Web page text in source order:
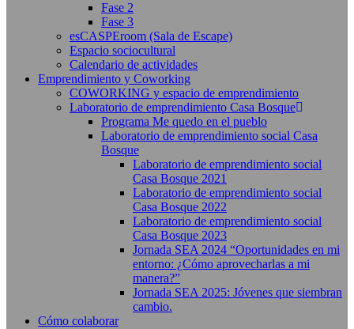
Fase 2
Fase 3
esCASPEroom (Sala de Escape)
Espacio sociocultural
Calendario de actividades
Emprendimiento y Coworking
COWORKING y espacio de emprendimiento
Laboratorio de emprendimiento Casa Bosque
Programa Me quedo en el pueblo
Laboratorio de emprendimiento social Casa
Bosque
Laboratorio de emprendimiento social
Casa Bosque 2021
Laboratorio de emprendimiento social
Casa Bosque 2022
Laboratorio de emprendimiento social
Casa Bosque 2023
Jornada SEA 2024 “Oportunidades en mi
entorno: ¿Cómo aprovecharlas a mi
manera?”
Jornada SEA 2025: Jóvenes que siembran
cambio.
Cómo colaborar